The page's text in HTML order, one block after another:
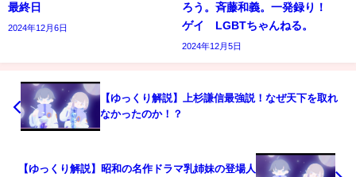
最終日
2024年12月6日
ろう。斉藤和義。一発録り！
ゲイ LGBTちゃんねる。
2024年12月5日
【ゆっくり解説】上杉謙信最強説！なぜ天下を取れ
なかったのか！？
【ゆっくり解説】昭和の名作ドラマ乳姉妹の登場人